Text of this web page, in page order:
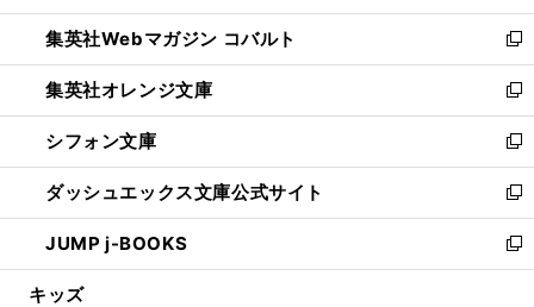
開
く
ウ
で
開
く
ン
ド
ウ
で
開
く
ウ
ィ
ン
ド
ウ
で
開
く
集英社Webマガジン コバルト
新
し
い
ウ
ィ
ン
ド
ウ
で
開
集英社オレンジ文庫
新
し
い
ウ
ィ
ン
ド
ウ
シフォン文庫
新
し
い
ウ
ィ
ン
ダッシュエックス文庫公式サイト
新
し
い
ウ
JUMP j-BOOKS
新
し
キッズ